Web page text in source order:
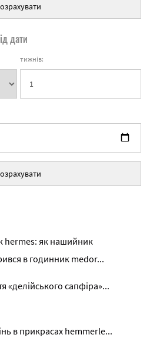
дати
тижнів:
hermes: як нашийник
в годинник medor...
«делійського сапфіра»...
в прикрасах hemmerle...